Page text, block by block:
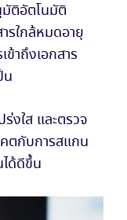
มัติอัตโนมัติ
รใกล้หมดอายุ
ข้าถึงเอกสาร
น
งใส และตรวจ
ตกับการสแกน
ด้ดีขึ้น